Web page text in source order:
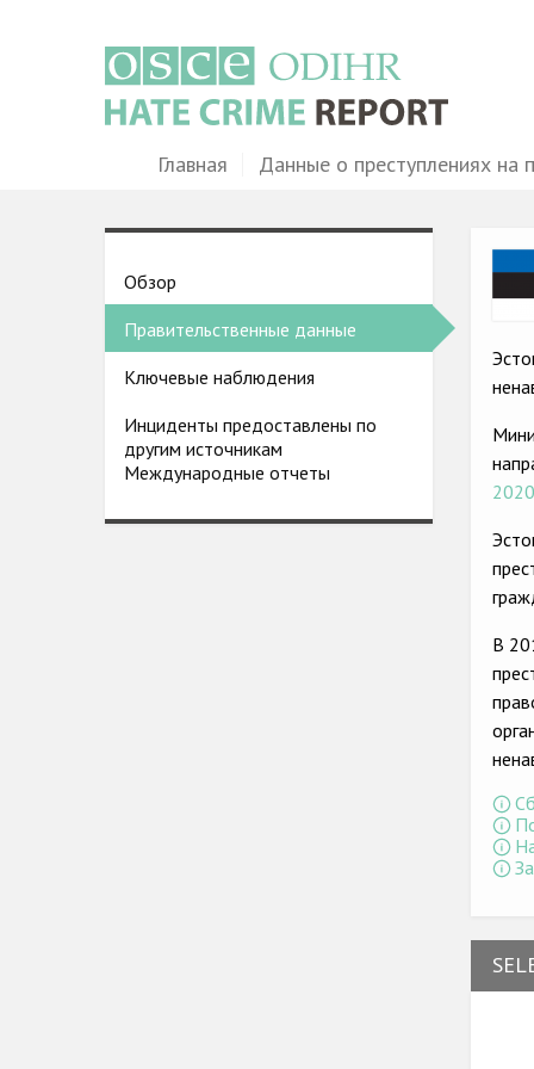
MainГлавная Данные о преступлениях на
Country
pages
menu
Обзор
Правительственные данные
Ключевые наблюдения
Инциденты предоставлены по
другим источникам
Международные отчеты
В